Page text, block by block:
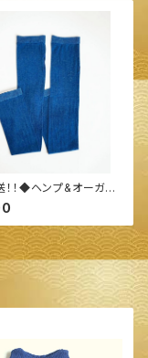
！！◆ヘンプ&オーガニ
ン 指穴ありロングア
ー◆ ～100%オーガニ
も使用 醗酵建て伊勢藍